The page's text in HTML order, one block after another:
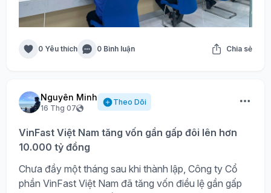
0 Yêu thích 0 Bình luận Chia sẻ
Nguyên Minh
16 Thg 07
Theo Dõi
VinFast Việt Nam tăng vốn gần gấp đôi lên hơn
10.000 tỷ đồng
Chưa đầy một tháng sau khi thành lập, Công ty Cổ
phần VinFast Việt Nam đã tăng vốn điều lệ gần gấp